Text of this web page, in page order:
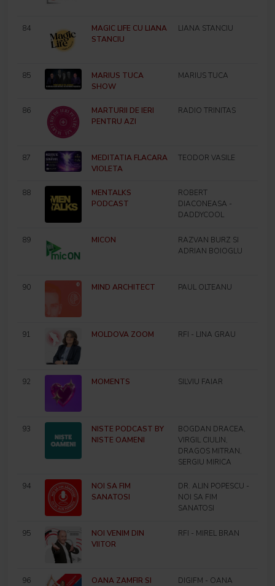
84
MAGIC LIFE CU LIANA
STANCIU
LIANA STANCIU
85
MARIUS TUCA
SHOW
MARIUS TUCA
86
MARTURII DE IERI
PENTRU AZI
RADIO TRINITAS
87
MEDITATIA FLACARA
VIOLETA
TEODOR VASILE
88
MENTALKS
PODCAST
ROBERT
DIACONEASA -
DADDYCOOL
89 MICON
RAZVAN BURZ SI
ADRIAN BOIOGLU
90 MIND ARCHITECT PAUL OLTEANU
91 MOLDOVA ZOOM RFI - LINA GRAU
92 MOMENTS SILVIU FAIAR
93
NISTE PODCAST BY
NISTE OAMENI
BOGDAN DRACEA,
VIRGIL CIULIN,
DRAGOS MITRAN,
SERGIU MIRICA
94
NOI SA FIM
SANATOSI
DR. ALIN POPESCU -
NOI SA FIM
SANATOSI
95
NOI VENIM DIN
VIITOR
RFI - MIREL BRAN
96
OANA ZAMFIR SI
DIGIFM - OANA